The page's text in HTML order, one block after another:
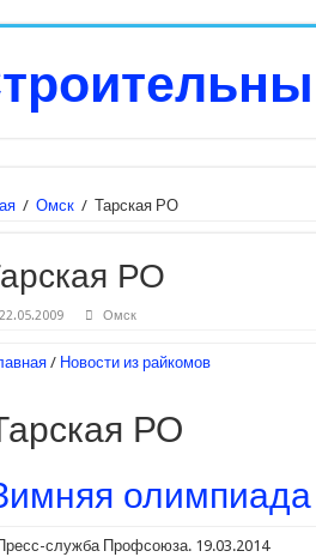
/ Омск / Тарская РО
РО
22.05.2009 Омск
/ Новости из райкомов
РО
олимпиада
служба Профсоюза. 19.03.2014